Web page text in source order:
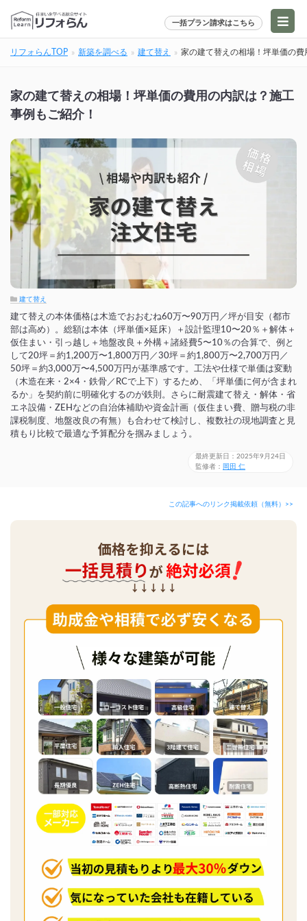
一括プラン請求はこちら
リフォらんTOP 新築を調べる 建て替え 家の建て替えの相場！坪単価の
家の建て替えの相場！坪単価の費用の内訳は？施工
事例もご紹介！
建て替え
建て替えの本体価格は木造でおおむね60万〜90万円／坪が目安（都市
部は高め）。総額は本体（坪単価×延床）＋設計監理10〜20％＋解体＋
仮住まい・引っ越し＋地盤改良＋外構＋諸経費5〜10％の合算で、例と
して20坪＝約1,200万〜1,800万円／30坪＝約1,800万〜2,700万円／
50坪＝約3,000万〜4,500万円が基準感です。工法や仕様で単価は変動
（木造在来・2×4・鉄骨／RCで上下）するため、「坪単価に何が含まれ
るか」を契約前に明確化するのが鉄則。さらに耐震建て替え・解体・省
エネ設備・ZEHなどの自治体補助や資金計画（仮住まい費、贈与税の非
課税制度、地盤改良の有無）も合わせて検討し、複数社の現地調査と見
積もり比較で最適な予算配分を掴みましょう。
最終更新日：2025年9月24日
監修者： 岡田 仁
この記事へのリンク掲載依頼（無料）>>